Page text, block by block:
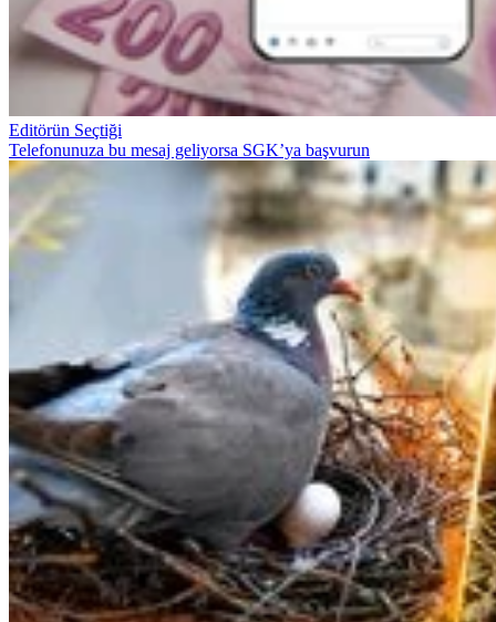
Editörün Seçtiği
Telefonunuza bu mesaj geliyorsa SGK’ya başvurun